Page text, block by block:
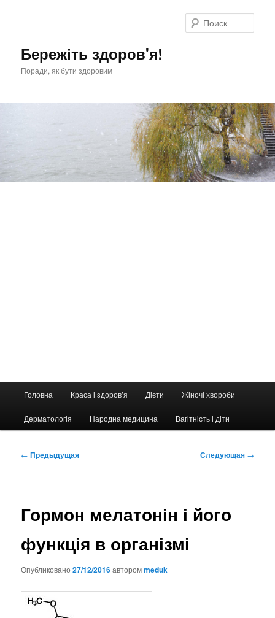
Бережіть здоров'я!
Поради, як бути здоровим
Головна Краса і здоров’я Дієти Жіночі хвороби
Дерматологія Народна медицина Вагітність і діти
Навигация
← Предыдущая Следующая →
Гормон мелатонін і його
функція в організмі
Опубликовано27/12/2016авторомmeduk